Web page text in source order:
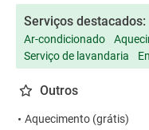
Serviços destacados:
Ar-condicionado
Serviço de lavandaria
Outros
Aquecimento (grátis)